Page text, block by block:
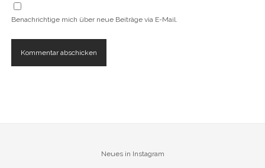
Benachrichtige mich über neue Beiträge via E-Mail.
Neues in Instagram